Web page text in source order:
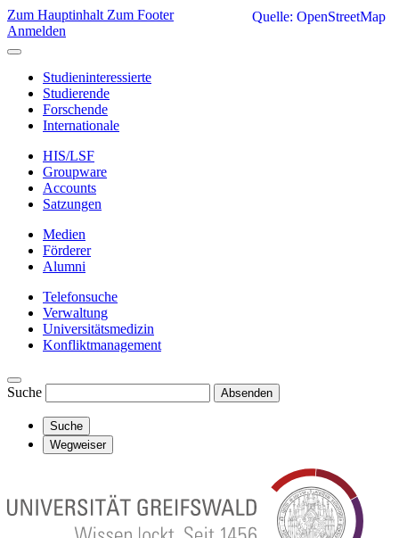
Zum Hauptinhalt Zum Footer
Anmelden
Studieninteressierte
Studierende
Forschende
Internationale
HIS/LSF
Groupware
Accounts
Satzungen
Medien
Förderer
Alumni
Telefonsuche
Verwaltung
Universitätsmedizin
Konfliktmanagement
Suche Absenden
Suche
Wegweiser
Quelle: OpenStreetMap